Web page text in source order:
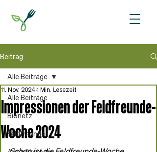
Beitrag
Alle Beiträge
Bionetz
Feldfreunde
Alle Beiträge
Impressionen der Feldfreunde-
Woche 2024
11. Nov. 2024 1 Min. Lesezeit